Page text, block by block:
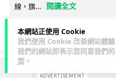
本網站正使用 Cookie
我們使用 Cookie 改善網站體
我們的網站即表示您同意我們的
策 。
線，旗...
閱讀全文
382 86 ↗ 分享
ADVERTISEMENT